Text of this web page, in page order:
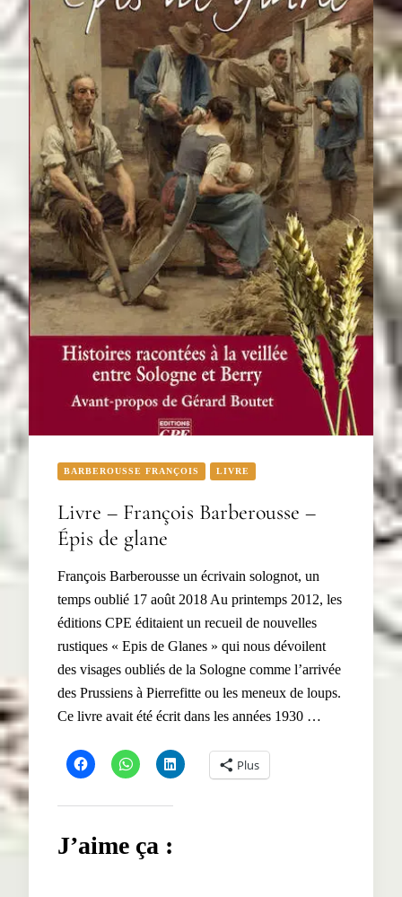
BARBEROUSSE FRANÇOIS LIVRE
Livre – François Barberousse –
Épis de glane
François Barberousse un écrivain solognot, un
temps oublié 17 août 2018 Au printemps 2012, les
éditions CPE éditaient un recueil de nouvelles
rustiques « Epis de Glanes » qui nous dévoilent
des visages oubliés de la Sologne comme l’arrivée
des Prussiens à Pierrefitte ou les meneux de loups.
Ce livre avait été écrit dans les années 1930 …
Plus
J’aime ça :